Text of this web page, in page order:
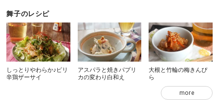
舞子のレシピ
しっとりやわらか♪ピリ
辛鶏ザーサイ
アスパラと焼きパプリ
カの変わり白和え
大根と竹輪の梅きんぴ
ら
more